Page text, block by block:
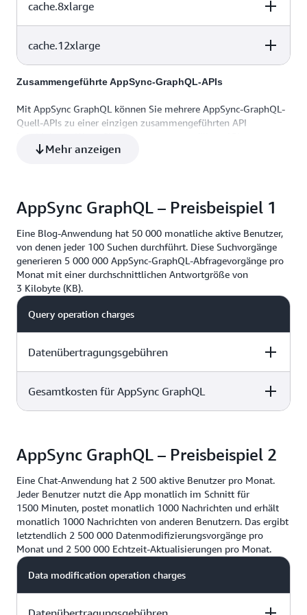
vCPU
Network
Bis zu 10
cache.8xlarge
vCPU
Network
Performance
cache.12xlarge
vCPU Memory
Zusammengeführte AppSync-GraphQL-APIs
Mit AppSync GraphQL können Sie mehrere AppSync-GraphQL-
Quell-APIs zu einer einzigen zusammengeführten API
verwenden, werden Ihnen Abfrage- und
zusammengeführten API verwendet wurden, fallen keine
zusätzlichen Gebühren an.
Mehr anzeigen
AppSync GraphQL – Preisbeispiel 1
Eine Blog-Anwendung hat 50 000 monatliche aktive Benutzer,
von denen jeder 100 Suchen durchführt. Diese Suchvorgänge
generieren 5 000 000 AppSync-GraphQL-Abfragevorgänge pro
Monat mit einer durchschnittlichen Antwortgröße von
3 Kilobyte (KB).
Query operation charges
Datenübertragungsgebühren
5 million x $4.00 per million operations= $20.00
Gesamtkosten für AppSync GraphQL
20,00 USD + 1,29 USD = 21,29 USD
AppSync GraphQL – Preisbeispiel 2
Eine Chat-Anwendung hat 2 500 aktive Benutzer pro Monat.
Jeder Benutzer nutzt die App monatlich im Schnitt für
1500 Minuten, postet monatlich 1000 Nachrichten und erhält
monatlich 1000 Nachrichten von anderen Benutzern. Das ergibt
letztendlich 2 500 000 Datenmodifizierungsvorgänge pro
Monat und 2 500 000 Echtzeit-Aktualisierungen pro Monat.
Data modification operation charges